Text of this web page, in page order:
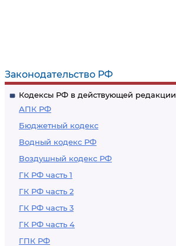
Законодательство РФ
Кодексы РФ в действующей редакции
АПК РФ
Бюджетный кодекс
Водный кодекс РФ
Воздушный кодекс РФ
ГК РФ часть 1
ГК РФ часть 2
ГК РФ часть 3
ГК РФ часть 4
ГПК РФ